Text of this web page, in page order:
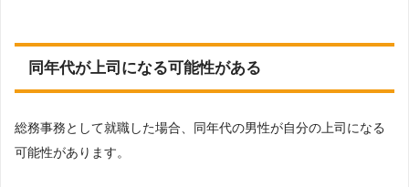
同年代が上司になる可能性がある
総務事務として就職した場合、同年代の男性が自分の上司になる
可能性があります。